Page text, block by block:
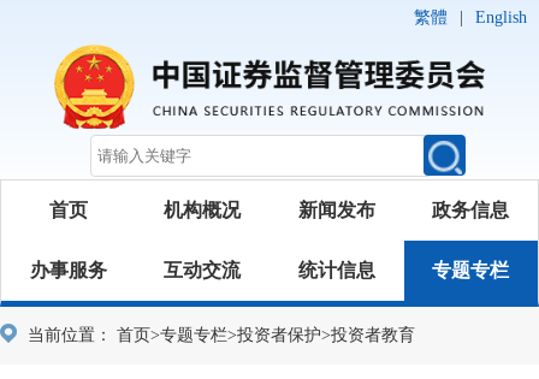
繁體 English
首页 机构概况 新闻发布 政务信息
办事服务 互动交流 统计信息 专题专栏
当前位置： 首页>专题专栏>投资者保护>投资者教育